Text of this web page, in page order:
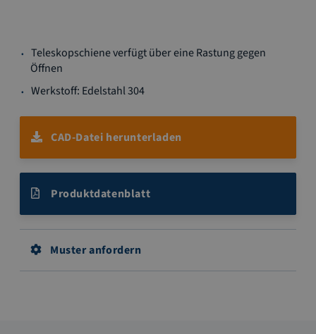
Anfang
der
Bildgalerie
Teleskopschiene verfügt über eine Rastung gegen
Öffnen
Werkstoff: Edelstahl 304
CAD-Datei herunterladen
Produktdatenblatt
Muster anfordern